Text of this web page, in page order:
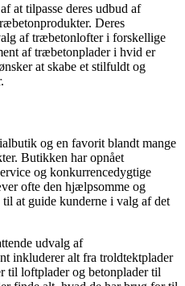
at tilpasse deres udbud af
Deres
af træbetonlofter i forskellige
af træbetonplader i hvid er
at skabe et stilfuldt og
og en favorit blandt mange
Butikken har opnået
og konkurrencedygtige
ofte den hjælpsomme og
at guide kunderne i valg af det
udvalg af
inkluderer alt fra troldtektplader
til loftplader og betonplader til